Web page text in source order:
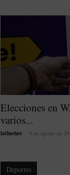
Elecciones en
varios...
latinoher 4 de agosto de
Deportes